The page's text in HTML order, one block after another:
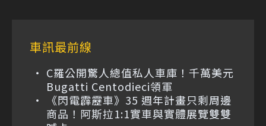
車訊最前線
C羅公開驚人總值私人車庫！千萬美元
Bugatti Centodieci領軍
《閃電霹靂車》35 週年計畫只剩周邊
商品！阿斯拉1:1實車與實體展覽雙雙